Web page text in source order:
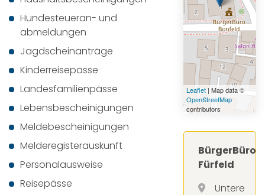
Hundesteueran- und
abmeldungen
Jagdscheinanträge
Kinderreisepässe
Landesfamilienpässe
Lebensbescheinigungen
Meldebescheinigungen
Melderegisterauskunft
Personalausweise
Reisepässe
Leaflet| Map data ©
OpenStreetMap
contributors
BürgerBüro
Fürfeld
Untere